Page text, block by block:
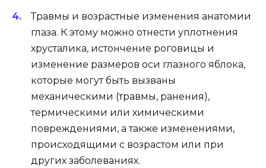
Травмы и возрастные изменения анатомии
глаза. К этому можно отнести уплотнения
хрусталика, истончение роговицы и
изменение размеров оси глазного яблока,
которые могут быть вызваны
механическими (травмы, ранения),
термическими или химическими
повреждениями, а также изменениями,
происходящими с возрастом или при
других заболеваниях.